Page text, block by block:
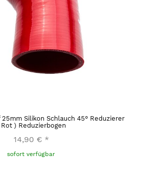
Silikon Schlauch 45° Reduzierer
) Reduzierbogen
14,90 € *
sofort verfügbar